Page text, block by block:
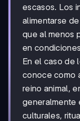
escasos. Los
alimentarse
que al menos
en
En el caso de
conoce como
reino animal,
generalmente
culturales,